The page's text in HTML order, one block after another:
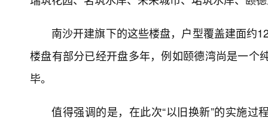
南沙开建旗下的这些楼盘，户型覆盖建面约
楼盘有部分已经开盘多年，例如颐德湾尚是一个
毕。
值得强调的是，在此次“以旧换新”的实施